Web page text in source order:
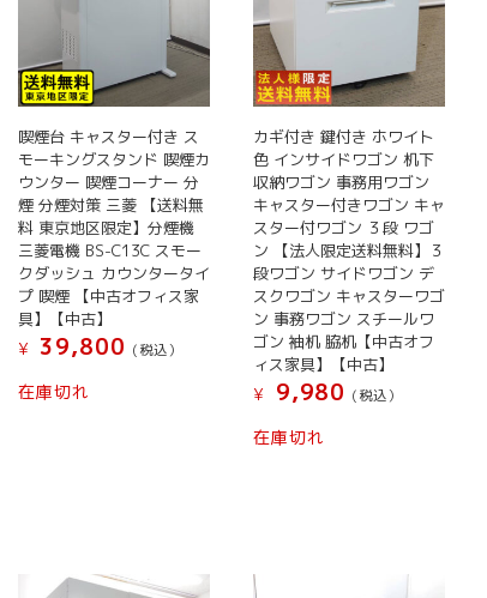
喫煙台 キャスター付き ス
モーキングスタンド 喫煙カ
ウンター 喫煙コーナー 分
煙 分煙対策 三菱 【送料無
料 東京地区限定】分煙機
三菱電機 BS-C13C スモー
クダッシュ カウンタータイ
プ 喫煙 【中古オフィス家
具】【中古】
¥
39,800 (税込）
在庫切れ
カギ付き 鍵付き ホワイト
色 インサイドワゴン 机下
収納ワゴン 事務用ワゴン
キャスター付きワゴン キャ
スター付ワゴン ３段 ワゴ
ン 【法人限定送料無料】３
段ワゴン サイドワゴン デ
スクワゴン キャスターワゴ
ン 事務ワゴン スチールワ
ゴン 袖机 脇机【中古オフ
ィス家具】【中古】
¥
9,980 (税込）
在庫切れ